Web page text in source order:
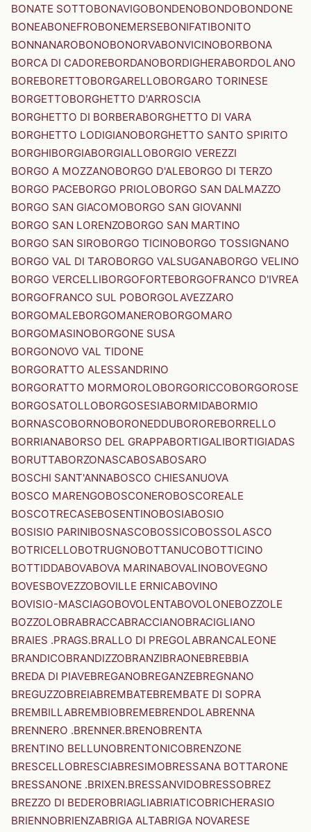
BONATE SOTTOBONAVIGOBONDENOBONDOBONDONE
BONEABONEFROBONEMERSEBONIFATIBONITO
BONNANAROBONOBONORVABONVICINOBORBONA
BORCA DI CADOREBORDANOBORDIGHERABORDOLANO
BOREBORETTOBORGARELLOBORGARO TORINESE
BORGETTOBORGHETTO D'ARROSCIA
BORGHETTO DI BORBERABORGHETTO DI VARA
BORGHETTO LODIGIANOBORGHETTO SANTO SPIRITO
BORGHIBORGIABORGIALLOBORGIO VEREZZI
BORGO A MOZZANOBORGO D'ALEBORGO DI TERZO
BORGO PACEBORGO PRIOLOBORGO SAN DALMAZZO
BORGO SAN GIACOMOBORGO SAN GIOVANNI
BORGO SAN LORENZOBORGO SAN MARTINO
BORGO SAN SIROBORGO TICINOBORGO TOSSIGNANO
BORGO VAL DI TAROBORGO VALSUGANABORGO VELINO
BORGO VERCELLIBORGOFORTEBORGOFRANCO D'IVREA
BORGOFRANCO SUL POBORGOLAVEZZARO
BORGOMALEBORGOMANEROBORGOMARO
BORGOMASINOBORGONE SUSA
BORGONOVO VAL TIDONE
BORGORATTO ALESSANDRINO
BORGORATTO MORMOROLOBORGORICCOBORGOROSE
BORGOSATOLLOBORGOSESIABORMIDABORMIO
BORNASCOBORNOBORONEDDUBOROREBORRELLO
BORRIANABORSO DEL GRAPPABORTIGALIBORTIGIADAS
BORUTTABORZONASCABOSABOSARO
BOSCHI SANT'ANNABOSCO CHIESANUOVA
BOSCO MARENGOBOSCONEROBOSCOREALE
BOSCOTRECASEBOSENTINOBOSIABOSIO
BOSISIO PARINIBOSNASCOBOSSICOBOSSOLASCO
BOTRICELLOBOTRUGNOBOTTANUCOBOTTICINO
BOTTIDDABOVABOVA MARINABOVALINOBOVEGNO
BOVESBOVEZZOBOVILLE ERNICABOVINO
BOVISIO-MASCIAGOBOVOLENTABOVOLONEBOZZOLE
BOZZOLOBRABRACCABRACCIANOBRACIGLIANO
BRAIES .PRAGS.BRALLO DI PREGOLABRANCALEONE
BRANDICOBRANDIZZOBRANZIBRAONEBREBBIA
BREDA DI PIAVEBREGANOBREGANZEBREGNANO
BREGUZZOBREIABREMBATEBREMBATE DI SOPRA
BREMBILLABREMBIOBREMEBRENDOLABRENNA
BRENNERO .BRENNER.BRENOBRENTA
BRENTINO BELLUNOBRENTONICOBRENZONE
BRESCELLOBRESCIABRESIMOBRESSANA BOTTARONE
BRESSANONE .BRIXEN.BRESSANVIDOBRESSOBREZ
BREZZO DI BEDEROBRIAGLIABRIATICOBRICHERASIO
BRIENNOBRIENZABRIGA ALTABRIGA NOVARESE